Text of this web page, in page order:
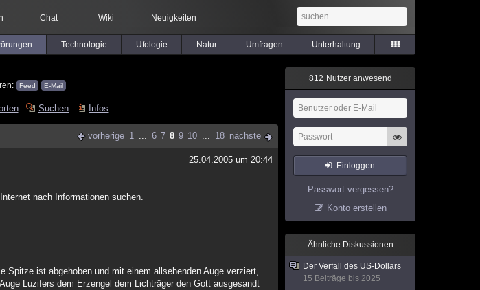
Chat Wiki Neuigkeiten
Technologie Ufologie Natur Umfragen Unterhaltung
Feed E-Mail
Suchen Infos
vorherige 1 ... 6 7 8 9 10 ... 18 nächste
25.04.2005 um 20:44
nach Informationen suchen.
Spitze ist abgehoben und mit einem allsehenden Auge verziert,
Luzifers dem Erzengel dem Lichträger den Gott ausgesandt
812 Nutzer anwesend
Einloggen
Passwort vergessen?
Konto erstellen
Ähnliche Diskussionen
Der Verfall des US-Dollars
15 Beiträge bis 2025